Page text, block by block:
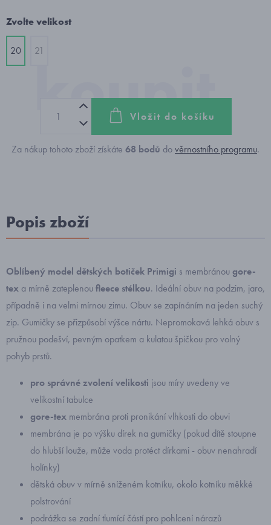
Zvolte velikost
20 21
Vložit do košíku
Za nákup tohoto zboží získáte 68 bodů dověrnostního programu.
Popis zboží
Oblíbený model dětských botiček Primigi s membránougore-
tex a mírně zateplenoufleece stélkou. Ideální obuv na podzim, jaro,
případně i na velmi mírnou zimu. Obuv se zapínáním na jeden suchý
zip. Gumičky se přizpůsobí výšce nártu. Nepromokavá lehká obuv s
pružnou podešví, pevným opatkem a kulatou špičkou pro volný
pohyb prstů.
pro správné zvolení velikosti jsou míry uvedeny ve
velikostní tabulce
gore-tex membrána proti pronikání vlhkosti do obuvi
membrána je po výšku dírek na gumičky (pokud dítě stoupne
do hlubší louže, může voda protéct dírkami - obuv nenahradí
holínky)
dětská obuv v mírně sníženém kotníku, okolo kotníku měkké
polstrování
podrážka se zadní tlumící částí pro pohlcení nárazů